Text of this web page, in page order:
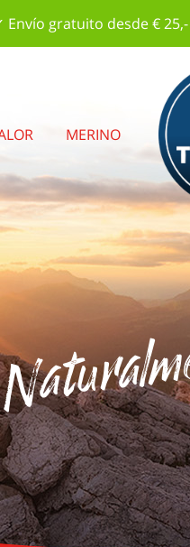
Envío gratuito desde €
MERINO